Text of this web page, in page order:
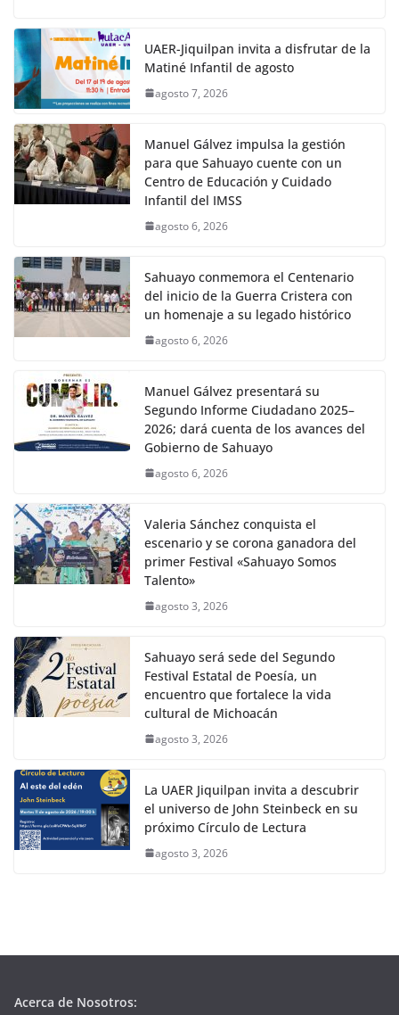
UAER-Jiquilpan invita a disfrutar de la
Matiné Infantil de agosto
agosto 7, 2026
Manuel Gálvez impulsa la gestión
para que Sahuayo cuente con un
Centro de Educación y Cuidado
Infantil del IMSS
agosto 6, 2026
Sahuayo conmemora el Centenario
del inicio de la Guerra Cristera con
un homenaje a su legado histórico
agosto 6, 2026
Manuel Gálvez presentará su
Segundo Informe Ciudadano 2025–
2026; dará cuenta de los avances del
Gobierno de Sahuayo
agosto 6, 2026
Valeria Sánchez conquista el
escenario y se corona ganadora del
primer Festival «Sahuayo Somos
Talento»
agosto 3, 2026
Sahuayo será sede del Segundo
Festival Estatal de Poesía, un
encuentro que fortalece la vida
cultural de Michoacán
agosto 3, 2026
La UAER Jiquilpan invita a descubrir
el universo de John Steinbeck en su
próximo Círculo de Lectura
agosto 3, 2026
Acerca de Nosotros: